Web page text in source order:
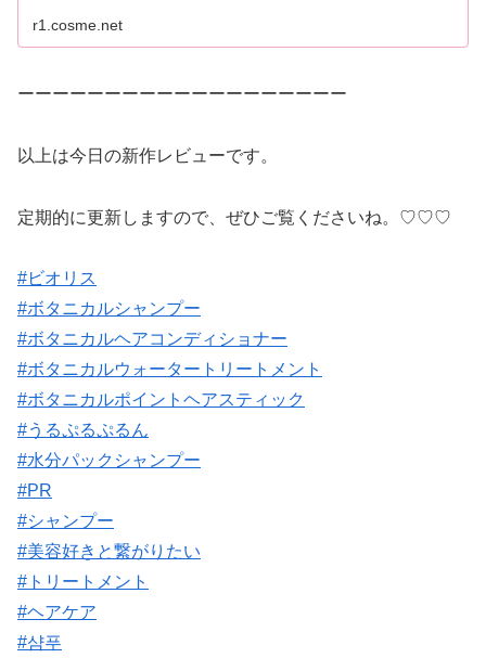
r1.cosme.net
ーーーーーーーーーーーーーーーーーーー
以上は今日の新作レビューです。
定期的に更新しますので、ぜひご覧くださいね。♡♡♡
#ビオリス
#ボタニカルシャンプー
#ボタニカルヘアコンディショナー
#ボタニカルウォータートリートメント
#ボタニカルポイントヘアスティック
#うるぷるぷるん
#水分パックシャンプー
#PR
#シャンプー
#美容好きと繋がりたい
#トリートメント
#ヘアケア
#샴푸